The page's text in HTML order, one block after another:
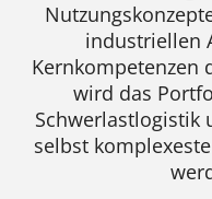
industriellen
Kernkompetenzen
wird das
Schwerlastlogistik
selbst